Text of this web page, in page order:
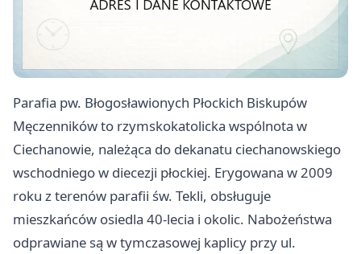
Parafia pw. Błogosławionych Płockich Biskupów
Męczenników to rzymskokatolicka wspólnota w
Ciechanowie, należąca do dekanatu ciechanowskiego
wschodniego w diecezji płockiej. Erygowana w 2009
roku z terenów parafii św. Tekli, obsługuje
mieszkańców osiedla 40-lecia i okolic. Nabożeństwa
odprawiane są w tymczasowej kaplicy przy ul.